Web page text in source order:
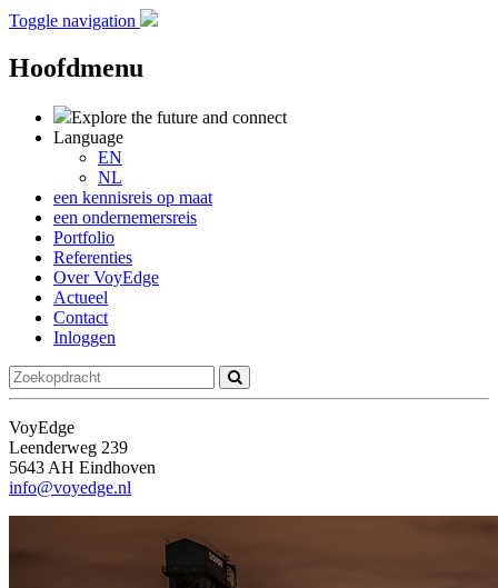
Toggle navigation
Hoofdmenu
Explore the future and connect
Language
EN
NL
een kennisreis op maat
een ondernemersreis
Portfolio
Referenties
Over VoyEdge
Actueel
Contact
Inloggen
VoyEdge
Leenderweg 239
5643 AH Eindhoven
info@voyedge.nl